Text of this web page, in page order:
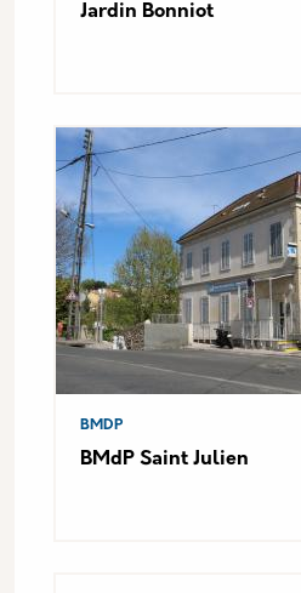
Jardin Bonniot
BMDP
BMdP Saint Julien